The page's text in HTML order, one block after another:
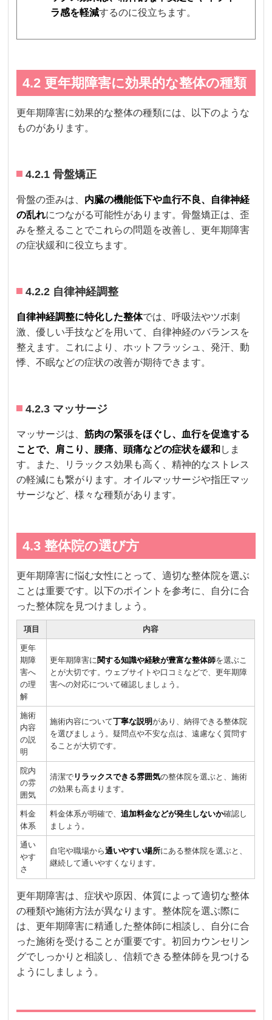
ラ感を軽減するのに役立ちます。
4.2 更年期障害に効果的な整体の種類
更年期障害に効果的な整体の種類には、以下のような
ものがあります。
4.2.1 骨盤矯正
骨盤の歪みは、 内臓の機能低下や血行不良、自律神経
の乱れにつながる可能性があります。骨盤矯正は、歪
みを整えることでこれらの問題を改善し、更年期障害
の症状緩和に役立ちます。
4.2.2 自律神経調整
自律神経調整に特化した整体では、呼吸法やツボ刺
激、優しい手技などを用いて、自律神経のバランスを
整えます。これにより、ホットフラッシュ、発汗、動
悸、不眠などの症状の改善が期待できます。
4.2.3 マッサージ
マッサージは、筋肉の緊張をほぐし、血行を促進する
ことで、肩こり、腰痛、頭痛などの症状を緩和 しま
す。また、リラックス効果も高く、精神的なストレス
の軽減にも繋がります。オイルマッサージや指圧マッ
サージなど、様々な種類があります。
4.3 整体院の選び方
更年期障害に悩む女性にとって、適切な整体院を選ぶ
ことは重要です。以下のポイントを参考に、自分に合
った整体院を見つけましょう。
項目 内容
更年
期障
害へ
の理
解
更年期障害に関する知識や経験が豊富な整体師を選ぶこ
とが大切です。ウェブサイトや口コミなどで、更年期障
害への対応について確認しましょう。
施術
内容
の説
明
施術内容について丁寧な説明があり、納得できる整体院
を選びましょう。疑問点や不安な点は、遠慮なく質問す
ることが大切です。
院内
の雰
囲気
清潔で リラックスできる雰囲気の整体院を選ぶと、施術
の効果も高まります。
料金
体系
料金体系が明確で、追加料金などが発生しないか確認し
ましょう。
通い
やす
さ
自宅や職場から通いやすい場所にある整体院を選ぶと、
継続して通いやすくなります。
更年期障害は、症状や原因、体質によって適切な整体
の種類や施術方法が異なります。整体院を選ぶ際に
は、更年期障害に精通した整体師に相談し、自分に合
った施術を受けることが重要です。初回カウンセリン
グでしっかりと相談し、信頼できる整体師を見つける
ようにしましょう。